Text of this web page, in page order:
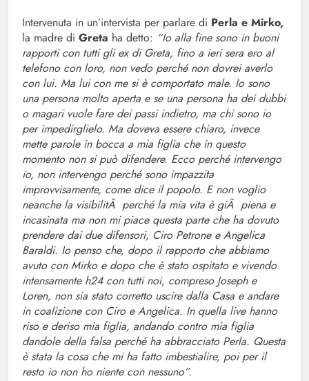
Intervenuta in un’intervista per parlare di Perla e Mirko,
la madre di Greta ha detto: “Io alla fine sono in buoni
rapporti con tutti gli ex di Greta, fino a ieri sera ero al
telefono con loro, non vedo perché non dovrei averlo
con lui. Ma lui con me si è comportato male. Io sono
una persona molto aperta e se una persona ha dei dubbi
o magari vuole fare dei passi indietro, ma chi sono io
per impedirglielo. Ma doveva essere chiaro, invece
mette parole in bocca a mia figlia che in questo
momento non si può difendere. Ecco perché intervengo
io, non intervengo perché sono impazzita
improvvisamente, come dice il popolo. E non voglio
neanche la visibilitÃ perché la mia vita è giÃ piena e
incasinata ma non mi piace questa parte che ha dovuto
prendere dai due difensori, Ciro Petrone e Angelica
Baraldi. Io penso che, dopo il rapporto che abbiamo
avuto con Mirko e dopo che è stato ospitato e vivendo
intensamente h24 con tutti noi, compreso Joseph e
Loren, non sia stato corretto uscire dalla Casa e andare
in coalizione con Ciro e Angelica. In quella live hanno
riso e deriso mia figlia, andando contro mia figlia
dandole della falsa perché ha abbracciato Perla. Questa
è stata la cosa che mi ha fatto imbestialire, poi per il
resto io non ho niente con nessuno”.